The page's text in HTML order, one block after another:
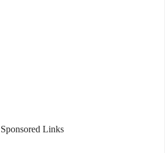
Sponsored Links